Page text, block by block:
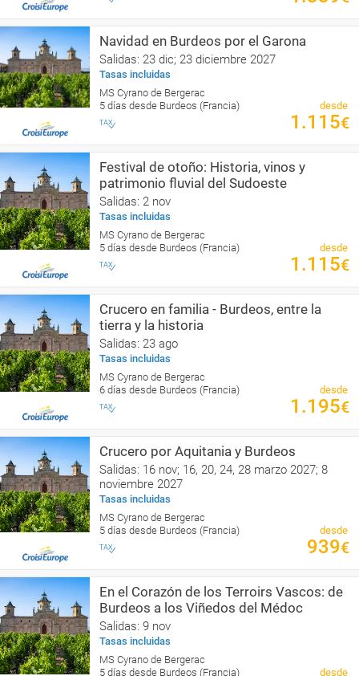
Navidad en Burdeos por el Garona
Salidas: 23 dic; 23 diciembre 2027
Tasas incluidas
MS Cyrano de Bergerac
5 días desde Burdeos (Francia)
desde
1.115€
Festival de otoño: Historia, vinos y
patrimonio fluvial del Sudoeste
Salidas: 2 nov
Tasas incluidas
MS Cyrano de Bergerac
5 días desde Burdeos (Francia)
desde
1.115€
Crucero en familia - Burdeos, entre la
tierra y la historia
Salidas: 23 ago
Tasas incluidas
MS Cyrano de Bergerac
6 días desde Burdeos (Francia)
desde
1.195€
Crucero por Aquitania y Burdeos
Salidas: 16 nov; 16, 20, 24, 28 marzo 2027; 8
noviembre 2027
Tasas incluidas
MS Cyrano de Bergerac
5 días desde Burdeos (Francia)
desde
939€
En el Corazón de los Terroirs Vascos: de
Burdeos a los Viñedos del Médoc
Salidas: 9 nov
Tasas incluidas
MS Cyrano de Bergerac
5 días desde Burdeos (Francia)
desde